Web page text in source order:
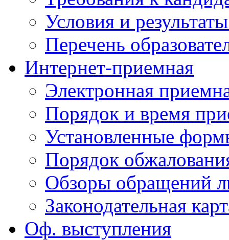
Условия и
Перечень
Интернет-приемная
Электронная
Порядок и время
Установленные
Порядок
Обзоры обращений
Законодательная
Оф. выступления